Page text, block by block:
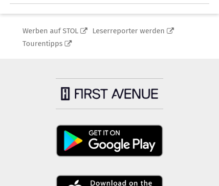
Werben auf STOL
Leserreporter werden
Tourentipps